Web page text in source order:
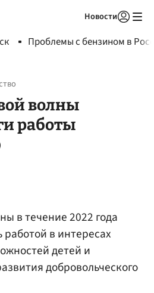
Новости
Проблемы с бензином в
волны
работы
в течение 2022 года
в интересах
детей и
добровольческого